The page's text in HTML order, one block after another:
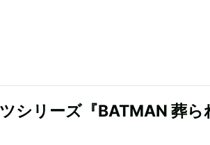
シリーズ『BATMAN 葬ら